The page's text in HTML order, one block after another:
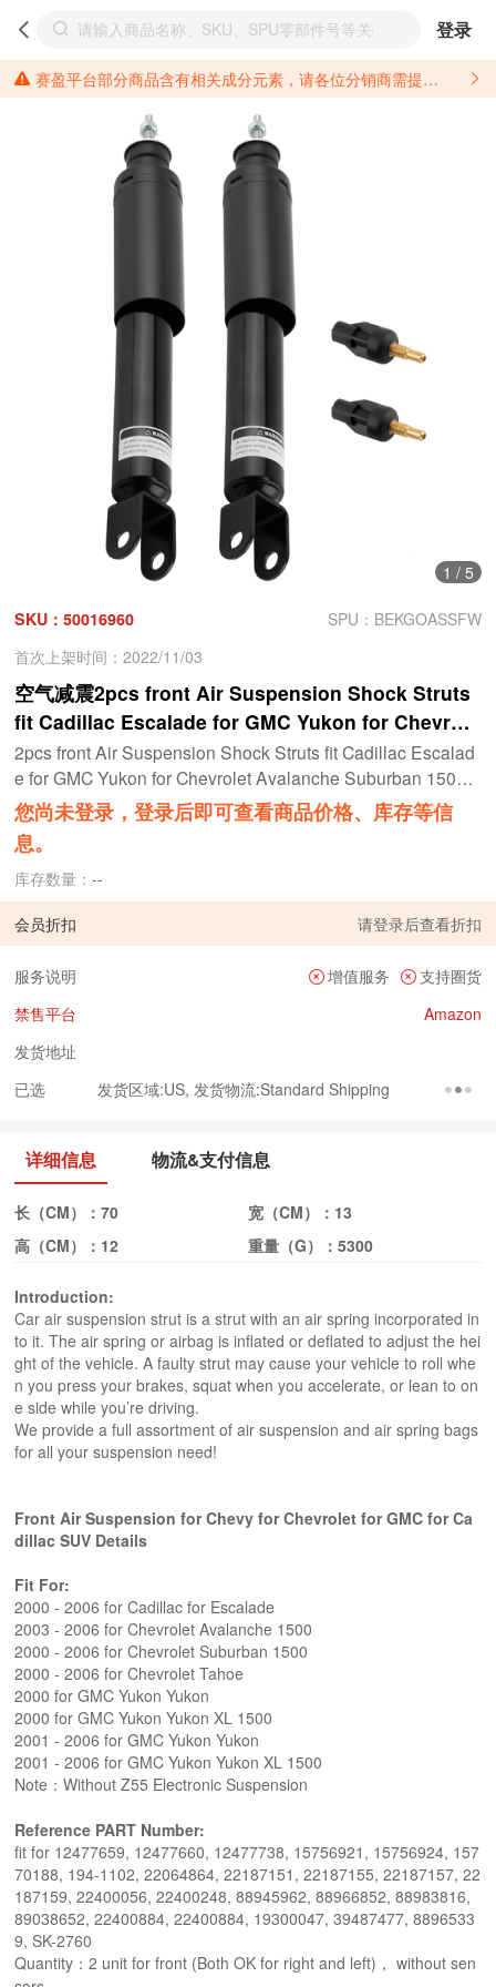
登录
赛盈平台部分商品含有相关成分元素，请各位分销商需提前了解产品材质情况，并针对其做好相关的风险把控，以免造成不必要的损失。 *美国加州65法案进一步规定了对于仅包含致癌物质，仅包含致生殖毒性物质，同时包含致癌物质和致生殖毒性物质，亦或是包含某一物质即为致癌物质又为致生殖毒性物质的产品的警示标语要求。 *新法案提供的警示标语修订并不是强制实施的，其只是避免昂贵诉讼的一种有效的方法。只要企业在保证其使用的另外的警示标语是“清晰和合理”并符合加州65法案要求的，那也是可以被接受的。*请充分了解第三方销售平台对商品上架规要求，并根据对应平台规则调整相关商品信息后进行上架，以免造成您不必要损失。 汽配产品上架注意事项： 不同第三方平台对于适配车型等信息的填写要求各有不同。例如：亚马逊明确禁止在产品标题、卖点和描述中直接使用适配车型的年份、品牌和型号信息；请您仔细研究并熟悉所销售平台关于汽配产品上架销售的具体规则，如果因上架的汽配产品信息填写不符合所销售平台要求，产生违规/侵权等问题所造成的损失需您自行承担。
1 / 5
SKU：50016960
SPU：BEKGOASSFW
首次上架时间：2022/11/03
空气减震2pcs front Air Suspension Shock Struts
fit Cadillac Escalade for GMC Yukon for Chevrole
t Avalanche Suburban 1500 #2000 - 2006
2pcs front Air Suspension Shock Struts fit Cadillac Escalad
e for GMC Yukon for Chevrolet Avalanche Suburban 1500 #
2000 - 2006
您尚未登录，登录后即可查看商品价格、库存等信
息。
库存数量：--
会员折扣 请登录后查看折扣
服务说明 增值服务
支持圈货
禁售平台
Amazon
发货地址
已选
发货区域:US, 发货物流:Standard Shipping
详细信息 物流&支付信息
长（CM）：70 宽（CM）： 13
高（CM）： 12 重量（G）： 5300
Introduction:
Car air suspension strut is a strut with an air spring incorporated in
to it. The air spring or airbag is inflated or deflated to adjust the hei
ght of the vehicle. A faulty strut may cause your vehicle to roll whe
n you press your brakes, squat when you accelerate, or lean to on
e side while you’re driving.
We provide a full assortment of air suspension and air spring bags
for all your suspension need!
Front Air Suspension for Chevy for Chevrolet for GMC for Ca
dillac SUV Details
Fit For:
2000 - 2006 for Cadillac for Escalade
2003 - 2006 for Chevrolet Avalanche 1500
2000 - 2006 for Chevrolet Suburban 1500
2000 - 2006 for Chevrolet Tahoe
2000 for GMC Yukon Yukon
2000 for GMC Yukon Yukon XL 1500
2001 - 2006 for GMC Yukon Yukon
2001 - 2006 for GMC Yukon Yukon XL 1500
Note：Without Z55 Electronic Suspension
Reference PART Number:
fit for 12477659, 12477660, 12477738, 15756921, 15756924, 157
70188, 194-1102, 22064864, 22187151, 22187155, 22187157, 22
187159, 22400056, 22400248, 88945962, 88966852, 88983816,
89038652, 22400884, 22400884, 19300047, 39487477, 8896533
9, SK-2760
Quantity：2 unit for front (Both OK for right and left)， without sen